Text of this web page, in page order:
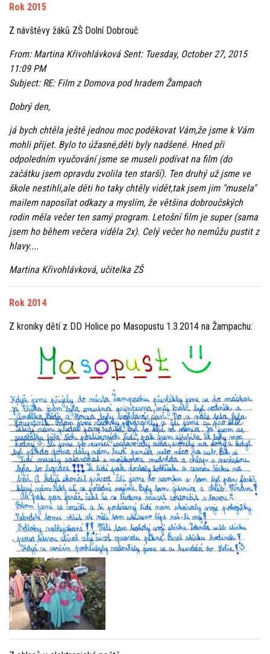
Rok 2015
Z návštěvy žáků ZŠ Dolní Dobrouč
From: Martina Křivohlávková Sent: Tuesday, October 27, 2015
11:09 PM
Subject: RE: Film z Domova pod hradem Žampach
Dobrý den,
já bych chtěla ještě jednou moc poděkovat Vám,že jsme k Vám
mohli přijet. Bylo to úžasné,děti byly nadšené. Hned při
odpoledním vyučování jsme se museli podívat na film (do
začátku jsem opravdu zvolila ten starší). Ten druhý už jsme ve
škole nestihli,ale děti ho taky chtěly vidět,tak jsem jim "musela"
mailem naposílat odkazy a myslím, že většina dobroučských
rodin měla večer ten samý program. Letošní film je super (sama
jsem ho během večera viděla 2x). Celý večer ho nemůžu pustit z
hlavy....
Martina Křivohlávková, učitelka ZŠ
Rok 2014
Z kroniky dětí z DD Holice po Masopustu 1.3.2014 na Žampachu: